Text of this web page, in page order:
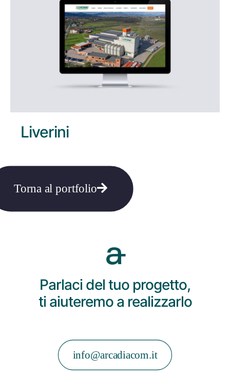
Liverini
Torna al portfolio
Parlaci del tuo progetto,
ti aiuteremo a realizzarlo
info@arcadiacom.it